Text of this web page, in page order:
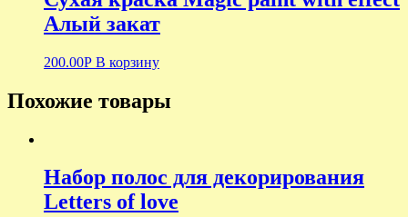
Алый закат
200.00Р В корзину
Похожие товары
Набор полос для декорирования
Letters of love